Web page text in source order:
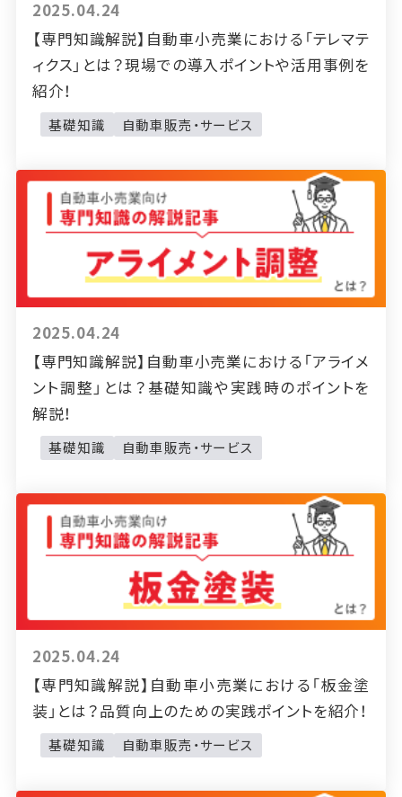
2025.04.24
【専門知識解説】自動車小売業における「テレマテ
ィクス」とは？現場での導入ポイントや活用事例を
紹介！
基礎知識 自動車販売・サービス
2025.04.24
【専門知識解説】自動車小売業における「アライメ
ント調整」とは？基礎知識や実践時のポイントを
解説！
基礎知識 自動車販売・サービス
2025.04.24
【専門知識解説】自動車小売業における「板金塗
装」とは？品質向上のための実践ポイントを紹介！
基礎知識 自動車販売・サービス